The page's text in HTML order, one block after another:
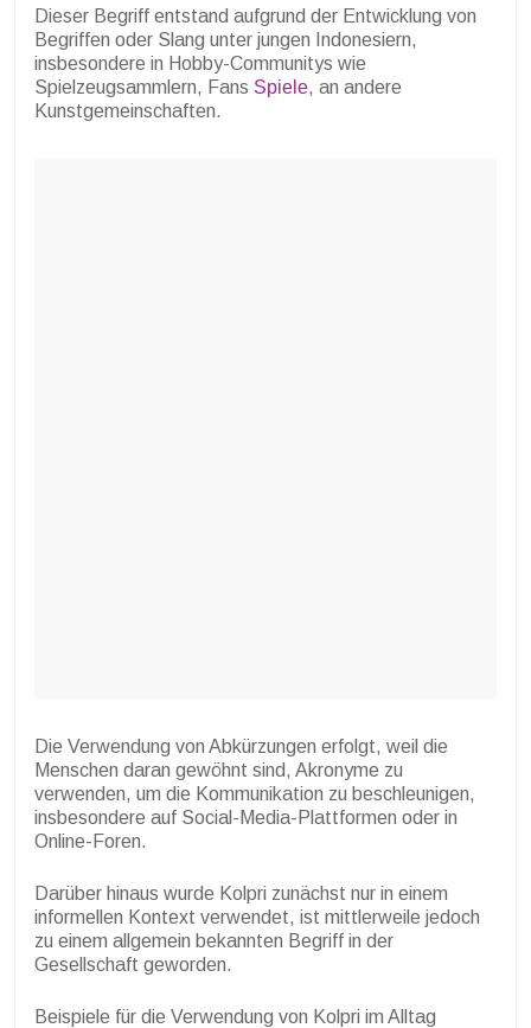
Dieser Begriff entstand aufgrund der Entwicklung von
Begriffen oder Slang unter jungen Indonesiern,
insbesondere in Hobby-Communitys wie
Spielzeugsammlern, Fans Spiele, an andere
Kunstgemeinschaften.
Die Verwendung von Abkürzungen erfolgt, weil die
Menschen daran gewöhnt sind, Akronyme zu
verwenden, um die Kommunikation zu beschleunigen,
insbesondere auf Social-Media-Plattformen oder in
Online-Foren.
Darüber hinaus wurde Kolpri zunächst nur in einem
informellen Kontext verwendet, ist mittlerweile jedoch
zu einem allgemein bekannten Begriff in der
Gesellschaft geworden.
Beispiele für die Verwendung von Kolpri im Alltag